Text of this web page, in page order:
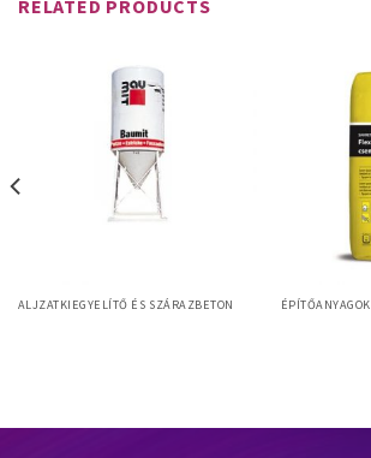
RELATED PRODUCTS
ALJZATKIEGYELÍTŐ ÉS SZÁRAZBETON ÉPÍTŐANYAGOK